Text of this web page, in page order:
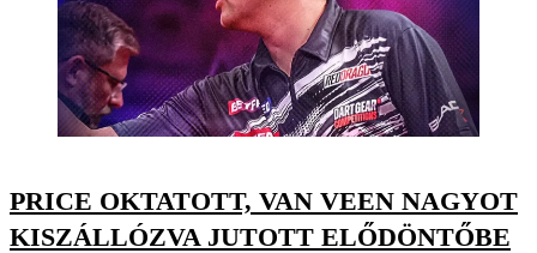
PRICE OKTATOTT, VAN VEEN NAGYOT
KISZÁLLÓZVA JUTOTT ELŐDÖNTŐBE